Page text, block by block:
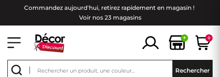
Commandez aujourd'hui, retirez rapidement en magasin !
Voir nos 23 magasins
+ 0
Rechercher